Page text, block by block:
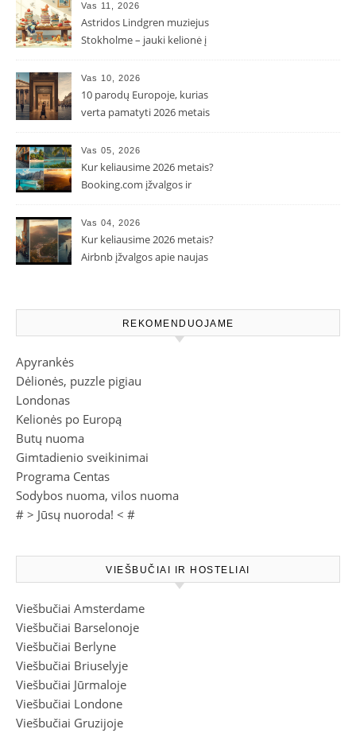
Vas 11, 2026
Astridos Lindgren muziejus
Stokholme – jauki kelionė į
Vas 10, 2026
10 parodų Europoje, kurias
verta pamatyti 2026 metais
Vas 05, 2026
Kur keliausime 2026 metais?
Booking.com įžvalgos ir
Vas 04, 2026
Kur keliausime 2026 metais?
Airbnb įžvalgos apie naujas
REKOMENDUOJAME
Apyrankės
Dėlionės, puzzle pigiau
Londonas
Kelionės po Europą
Butų nuoma
Gimtadienio sveikinimai
Programa Centas
Sodybos nuoma, vilos nuoma
# > Jūsų nuoroda! < #
VIEŠBUČIAI IR HOSTELIAI
Viešbučiai Amsterdame
Viešbučiai Barselonoje
Viešbučiai Berlyne
Viešbučiai Briuselyje
Viešbučiai Jūrmaloje
Viešbučiai Londone
Viešbučiai Gruzijoje